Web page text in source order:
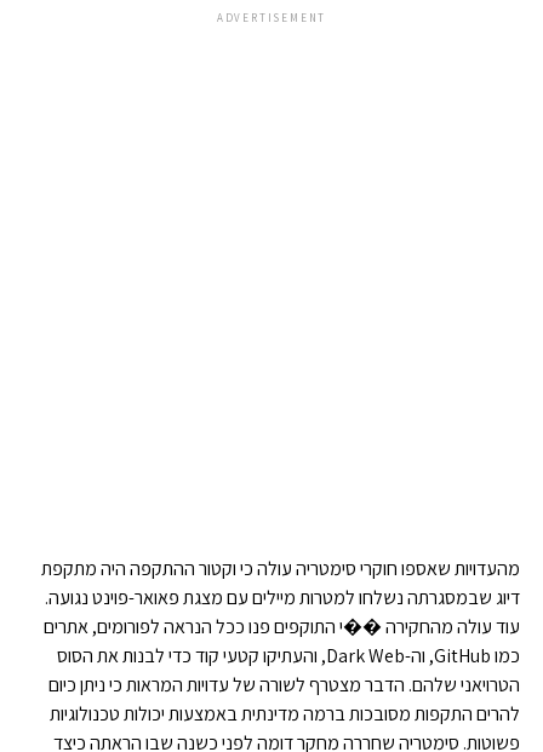
ADVERTISEMENT
מהעדויות שאספו חוקרי סימטריה עולה כי וקטור ההתקפה היה מתקפת
דיוג שבמסגרתה נשלחו למטרות מיילים עם מצגת פאואר-פוינט נגועה.
עוד עולה מהחקירה ��י התוקפים פנו ככל הנראה לפורומים, אתרים
כמו GitHub, וה-Dark Web, והעתיקו קטעי קוד כדי לבנות את הסוס
הטרויאני שלהם. הדבר מצטרף לשורה של עדויות המראות כי ניתן כיום
להרים התקפות מסובכות ברמה מדינתית באמצעות יכולות טכנולוגיות
פשוטות. סימטריה שחררה מחקר דומה לפני כשנה שבו הראתה כיצד